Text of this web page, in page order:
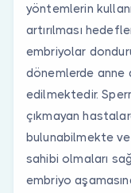
yöntemlerin
artırılması
embriyolar
dönemlerde anne
edilmektedir.
çıkmayan
bulunabilmekte
sahibi olmaları
embriyo